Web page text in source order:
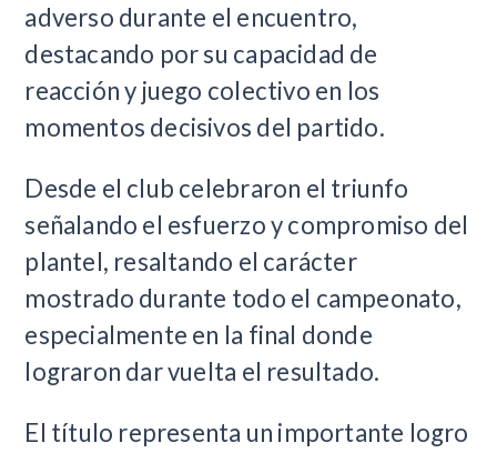
adverso durante el encuentro,
destacando por su capacidad de
reacción y juego colectivo en los
momentos decisivos del partido.
Desde el club celebraron el triunfo
señalando el esfuerzo y compromiso del
plantel, resaltando el carácter
mostrado durante todo el campeonato,
especialmente en la final donde
lograron dar vuelta el resultado.
El título representa un importante logro